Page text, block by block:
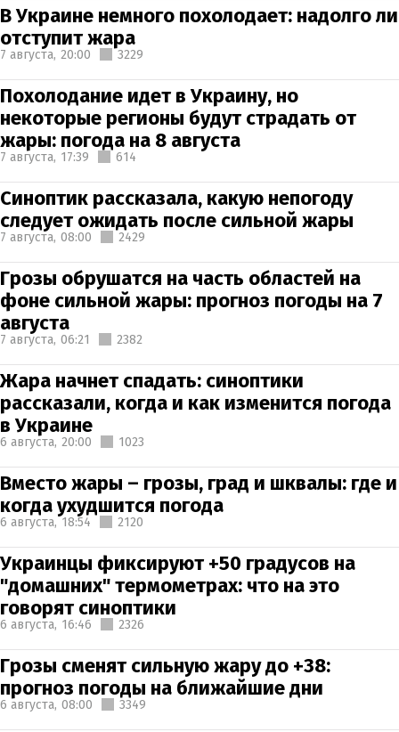
В Украине немного похолодает: надолго ли
отступит жара
7 августа, 20:00 3229
Похолодание идет в Украину, но
некоторые регионы будут страдать от
жары: погода на 8 августа
7 августа, 17:39 614
Синоптик рассказала, какую непогоду
следует ожидать после сильной жары
7 августа, 08:00 2429
Грозы обрушатся на часть областей на
фоне сильной жары: прогноз погоды на 7
августа
7 августа, 06:21 2382
Жара начнет спадать: синоптики
рассказали, когда и как изменится погода
в Украине
6 августа, 20:00 1023
Вместо жары – грозы, град и шквалы: где и
когда ухудшится погода
6 августа, 18:54 2120
Украинцы фиксируют +50 градусов на
"домашних" термометрах: что на это
говорят синоптики
6 августа, 16:46 2326
Грозы сменят сильную жару до +38:
прогноз погоды на ближайшие дни
6 августа, 08:00 3349